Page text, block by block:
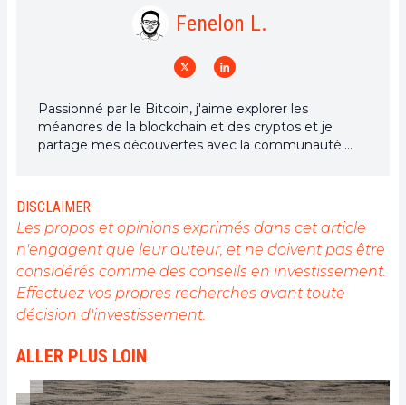
Fenelon L.
Passionné par le Bitcoin, j'aime explorer les
méandres de la blockchain et des cryptos et je
partage mes découvertes avec la communauté.
tous, et je crois fermement que Bitcoin est l'outil
qui peut rendre cela possible.
DISCLAIMER
Les propos et opinions exprimés dans cet article
n'engagent que leur auteur, et ne doivent pas être
considérés comme des conseils en investissement.
Effectuez vos propres recherches avant toute
décision d'investissement.
ALLER PLUS LOIN